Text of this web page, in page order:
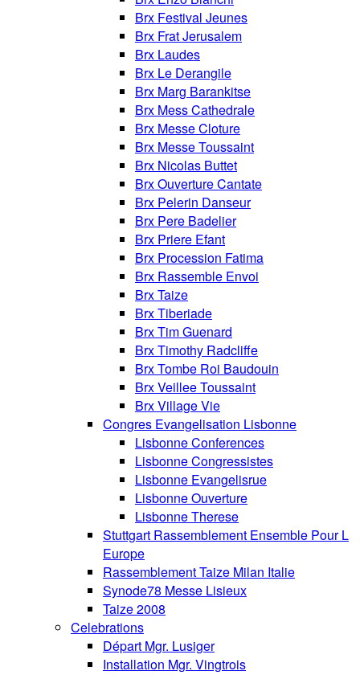
Brx Festival Jeunes
Brx Frat Jerusalem
Brx Laudes
Brx Le Derangile
Brx Marg Barankitse
Brx Mess Cathedrale
Brx Messe Cloture
Brx Messe Toussaint
Brx Nicolas Buttet
Brx Ouverture Cantate
Brx Pelerin Danseur
Brx Pere Badelier
Brx Priere Efant
Brx Procession Fatima
Brx Rassemble Envoi
Brx Taize
Brx Tiberiade
Brx Tim Guenard
Brx Timothy Radcliffe
Brx Tombe Roi Baudouin
Brx Veillee Toussaint
Brx Village Vie
Congres Evangelisation Lisbonne
Lisbonne Conferences
Lisbonne Congressistes
Lisbonne Evangelisrue
Lisbonne Ouverture
Lisbonne Therese
Stuttgart Rassemblement Ensemble Pour L
Europe
Rassemblement Taize Milan Italie
Synode78 Messe Lisieux
Taize 2008
Celebrations
Départ Mgr. Lusiger
Installation Mgr. Vingtrois